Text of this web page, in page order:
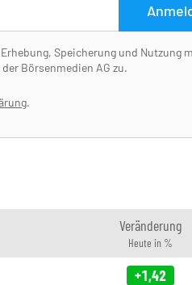
Speicherung und Nutzung
Börsenmedien AG zu.
.
Veränderung
Heute in %
+1,42